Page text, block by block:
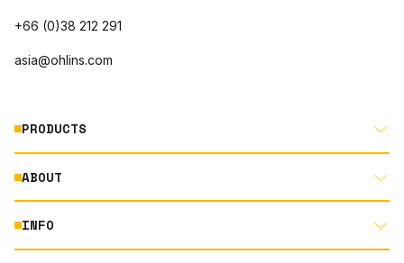
+66 (0)38 212 291
asia@ohlins.com
PRODUCTS
MOTORCYCLE
AUTOMOTIVE
ABOUT
ABOUT US
INFO